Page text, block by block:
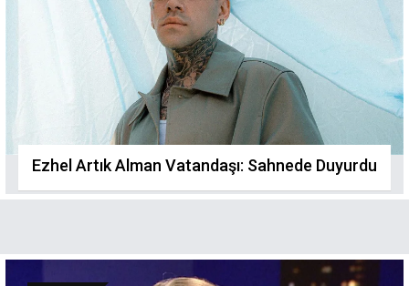
Ezhel Artık Alman Vatandaşı: Sahnede Duyurdu